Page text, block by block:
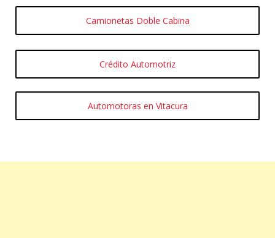
Camionetas Doble Cabina
Crédito Automotriz
Automotoras en Vitacura